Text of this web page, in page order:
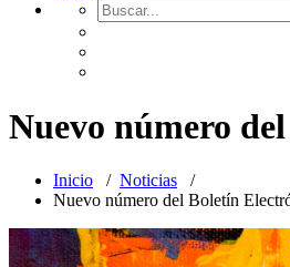
Nuevo número
Inicio / Noticias /
Nuevo número del Boletín